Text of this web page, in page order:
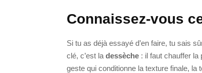
Connaissez-vous
Si tu as déjà essayé d’en faire, tu sais
clé, c’est la dessèche : il faut chauffer la
geste qui conditionne la texture finale, la